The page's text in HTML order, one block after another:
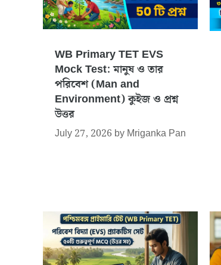
WB Primary TET EVS
Mock Test: মানুষ ও তার
পরিবেশ (Man and
Environment) কুইজ ও প্রশ্ন
উত্তর
July 27, 2026byMriganka Pan